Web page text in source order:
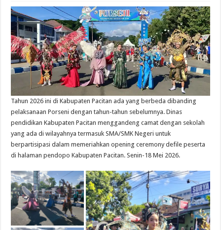
Tahun 2026 ini di Kabupaten Pacitan ada yang berbeda dibanding
pelaksanaan Porseni dengan tahun-tahun sebelumnya. Dinas
pendidikan Kabupaten Pacitan menggandeng camat dengan sekolah
yang ada di wilayahnya termasuk SMA/SMK Negeri untuk
berpartisipasi dalam memeriahkan opening ceremony defile peserta
di halaman pendopo Kabupaten Pacitan. Senin-18 Mei 2026.